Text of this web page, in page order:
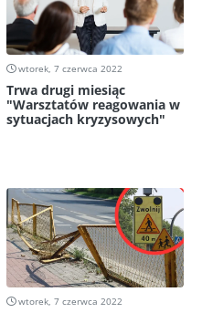
wtorek, 7 czerwca 2022
Trwa drugi miesiąc
"Warsztatów reagowania w
sytuacjach kryzysowych"
wtorek, 7 czerwca 2022